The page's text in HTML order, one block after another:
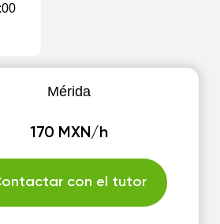
Mérida
170 MXN/h
con el tutor